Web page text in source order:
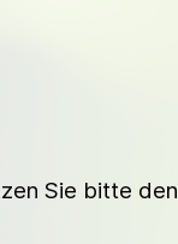
Sie bitte den